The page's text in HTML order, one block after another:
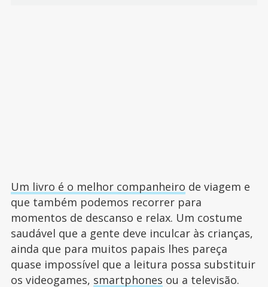
Um livro é o melhor companheiro de viagem e
que também podemos recorrer para
momentos de descanso e relax. Um costume
saudável que a gente deve inculcar às crianças,
ainda que para muitos papais lhes pareça
quase impossível que a leitura possa substituir
os videogames, smartphones ou a televisão.